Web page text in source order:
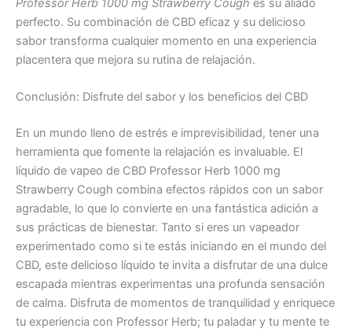
perfecto. Su combinación de CBD eficaz y su delicioso
sabor transforma cualquier momento en una experiencia
placentera que mejora su rutina de relajación.
Conclusión: Disfrute del sabor y los beneficios del CBD
En un mundo lleno de estrés e imprevisibilidad, tener una
herramienta que fomente la relajación es invaluable. El
líquido de vapeo de CBD Professor Herb 1000 mg
Strawberry Cough combina efectos rápidos con un sabor
agradable, lo que lo convierte en una fantástica adición a
sus prácticas de bienestar. Tanto si eres un vapeador
experimentado como si te estás iniciando en el mundo del
CBD, este delicioso líquido te invita a disfrutar de una dulce
escapada mientras experimentas una profunda sensación
de calma. Disfruta de momentos de tranquilidad y enriquece
tu experiencia con Professor Herb; tu paladar y tu mente te